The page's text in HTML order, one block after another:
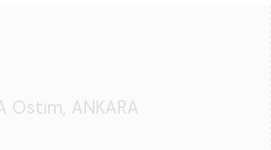
Ostim, ANKARA